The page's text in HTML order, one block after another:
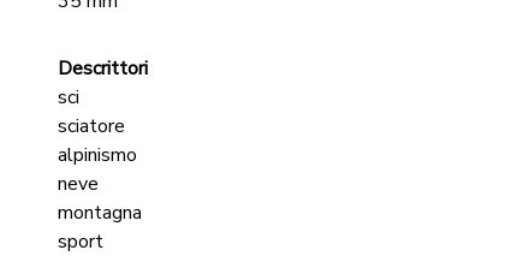
Descrittori
sci
sciatore
alpinismo
neve
montagna
sport